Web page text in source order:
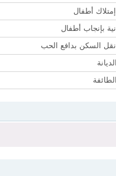
إمتلاك أطفال
نية بإنجاب أطفال
نقل السكن بدافع الحب
الديانة
الطائفة